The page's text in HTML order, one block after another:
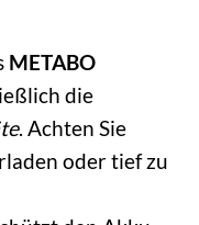
METABO
die
. Achten Sie
oder tief zu